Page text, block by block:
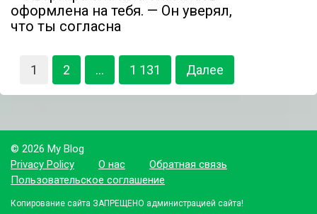
оформлена на тебя. — Он уверял,
что ты согласна
Пагинация
записей
1 2 … 1 131 Далее
© 2026 My Blog
Privacy Policy
О нас
Обратная связь
Пользовательское соглашение
Копирование сайта ЗАПРЕЩЕНО администрацией сайта!